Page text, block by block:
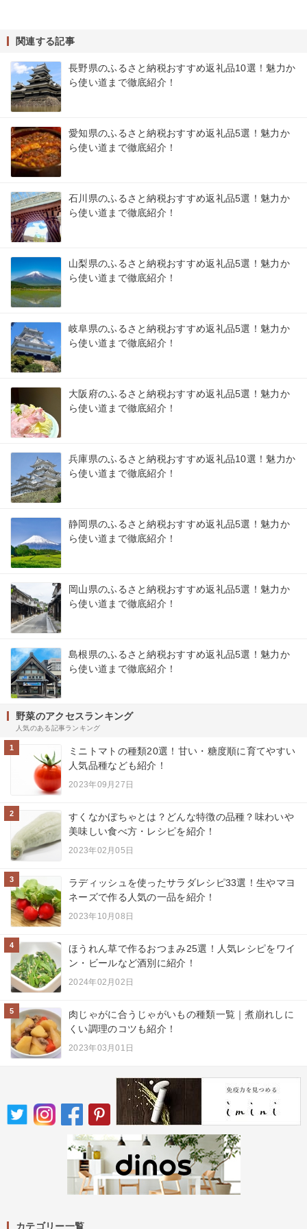
関連する記事
長野県のふるさと納税おすすめ返礼品10選！魅力か
ら使い道まで徹底紹介！
愛知県のふるさと納税おすすめ返礼品5選！魅力か
ら使い道まで徹底紹介！
石川県のふるさと納税おすすめ返礼品5選！魅力か
ら使い道まで徹底紹介！
山梨県のふるさと納税おすすめ返礼品5選！魅力か
ら使い道まで徹底紹介！
岐阜県のふるさと納税おすすめ返礼品5選！魅力か
ら使い道まで徹底紹介！
大阪府のふるさと納税おすすめ返礼品5選！魅力か
ら使い道まで徹底紹介！
兵庫県のふるさと納税おすすめ返礼品10選！魅力か
ら使い道まで徹底紹介！
静岡県のふるさと納税おすすめ返礼品5選！魅力か
ら使い道まで徹底紹介！
岡山県のふるさと納税おすすめ返礼品5選！魅力か
ら使い道まで徹底紹介！
島根県のふるさと納税おすすめ返礼品5選！魅力か
ら使い道まで徹底紹介！
野菜のアクセスランキング
人気のある記事ランキング
1
ミニトマトの種類20選！甘い・糖度順に育てやすい
人気品種なども紹介！
2023年09月27日
2
すくなかぼちゃとは？どんな特徴の品種？味わいや
美味しい食べ方・レシピを紹介！
2023年02月05日
3
ラディッシュを使ったサラダレシピ33選！生やマヨ
ネーズで作る人気の一品を紹介！
2023年10月08日
4
ほうれん草で作るおつまみ25選！人気レシピをワイ
ン・ビールなど酒別に紹介！
2024年02月02日
5
肉じゃがに合うじゃがいもの種類一覧｜煮崩れしに
くい調理のコツも紹介！
2023年03月01日
カテゴリー一覧